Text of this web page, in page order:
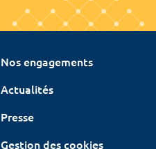
Nos engagements
Actualités
Presse
Gestion des cookies